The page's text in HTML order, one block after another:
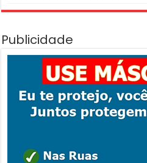
Publicidade